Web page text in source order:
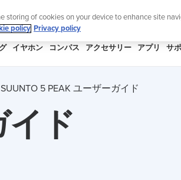
ニュースレターに登録
イヤホン コンパス アクセサリー アプリ サ
SUUNTO 5 PEAK ユーザーガイド
イド
storing of cookies on your device to enhance site
policy Privacy policy